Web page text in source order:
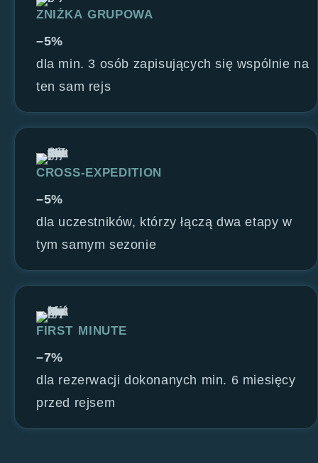
ZNIŻKA GRUPOWA
–5%
dla min. 3 osób zapisujących się wspólnie na
ten sam rejs
CROSS-EXPEDITION
–5%
dla uczestników, którzy łączą dwa etapy w
tym samym sezonie
FIRST MINUTE
–7%
dla rezerwacji dokonanych min. 6 miesięcy
przed rejsem